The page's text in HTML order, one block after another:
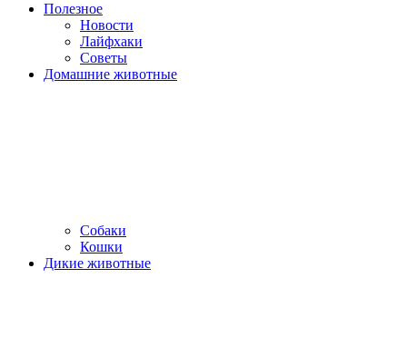
Полезное
Новости
Лайфхаки
Советы
Домашние животные
Собаки
Кошки
Дикие животные